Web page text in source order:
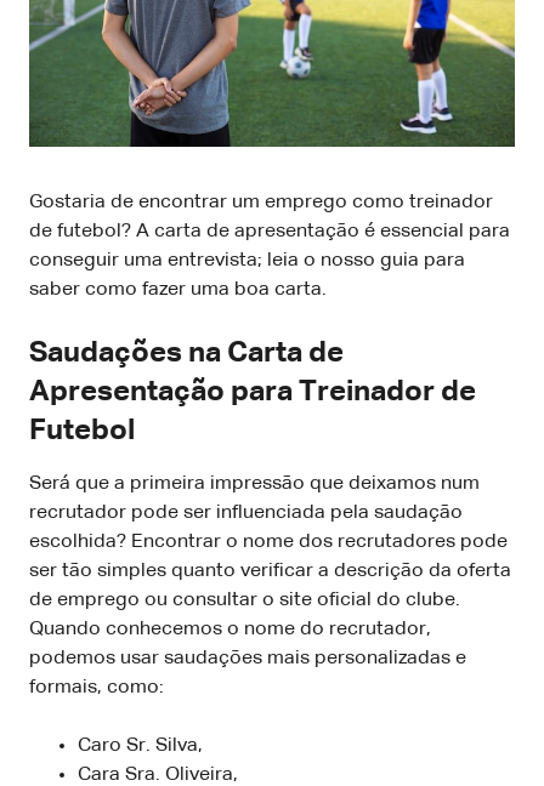
Gostaria de encontrar um emprego como treinador
de futebol? A carta de apresentação é essencial para
conseguir uma entrevista; leia o nosso guia para
saber como fazer uma boa carta.
Saudações na Carta de
Apresentação para Treinador de
Futebol
Será que a primeira impressão que deixamos num
recrutador pode ser influenciada pela saudação
escolhida? Encontrar o nome dos recrutadores pode
ser tão simples quanto verificar a descrição da oferta
de emprego ou consultar o site oficial do clube.
Quando conhecemos o nome do recrutador,
podemos usar saudações mais personalizadas e
formais, como:
Caro Sr. Silva,
Cara Sra. Oliveira,